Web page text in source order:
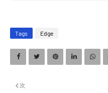
Tags Edge
次